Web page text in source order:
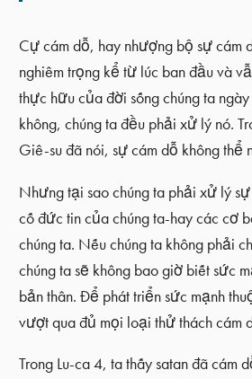
Cự cám dỗ, hay nhượng bộ sự cám
nghiêm trọng kể từ lúc ban đầu và
thực hữu của đời sống chúng ta ngày
không, chúng ta đều phải xử lý nó.
Giê-su đã nói, sự cám dỗ không thể
Nhưng tại sao chúng ta phải xử lý
cố đức tin của chúng ta-hay các cơ
chúng ta. Nếu chúng ta không phải
chúng ta sẽ không bao giờ biết sức
bản thân. Để phát triển sức mạnh
vượt qua đủ mọi loại thử thách cám
Trong Lu-ca 4, ta thấy satan đã cám